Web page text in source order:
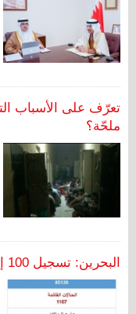
تعرّف على الأسباب
ملحّة؟
البحرين: تسجيل 100 إصابة جديدة بكورونا وتعافي 4 حالات